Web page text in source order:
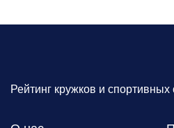
Рейтинг кружков и спортивных